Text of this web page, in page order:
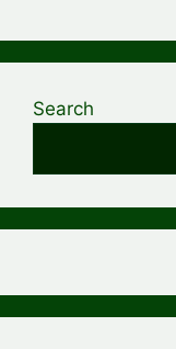
Search